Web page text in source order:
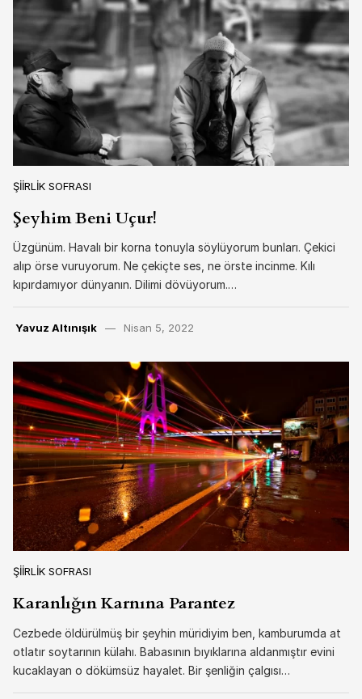
ŞIIRLIK SOFRASI
Şeyhim Beni Uçur!
Üzgünüm. Havalı bir korna tonuyla söylüyorum bunları. Çekici
alıp örse vuruyorum. Ne çekiçte ses, ne örste incinme. Kılı
kıpırdamıyor dünyanın. Dilimi dövüyorum.…
Yavuz Altınışık Nisan 5, 2022
ŞIIRLIK SOFRASI
Karanlığın Karnına Parantez
Cezbede öldürülmüş bir şeyhin müridiyim ben, kamburumda at
otlatır soytarının külahı. Babasının bıyıklarına aldanmıştır evini
kucaklayan o dökümsüz hayalet. Bir şenliğin çalgısı…